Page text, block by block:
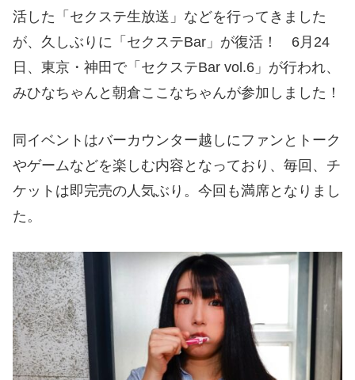
活した「セクステ生放送」などを行ってきました
が、久しぶりに「セクステBar」が復活！ 6月24
日、東京・神田で「セクステBar vol.6」が行われ、
みひなちゃんと朝倉ここなちゃんが参加しました！
同イベントはバーカウンター越しにファンとトーク
やゲームなどを楽しむ内容となっており、毎回、チ
ケットは即完売の人気ぶり。今回も満席となりまし
た。